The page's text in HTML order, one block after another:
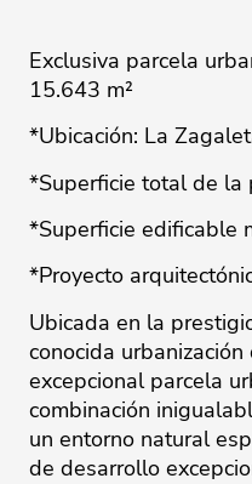
Exclusiva parcela
15.643 m²
*Ubicación: La
*Superficie total de la
*Superficie edificable
*Proyecto
Ubicada en la
conocida
excepcional parcela
combinación
un entorno natural
de desarrollo